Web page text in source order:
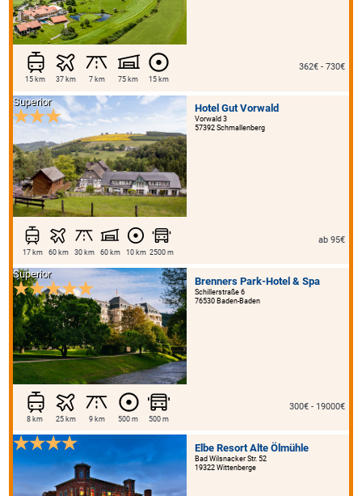
15 km 37 km 7 km 75 km 15 km
362€ - 730€
Hotel Gut Vorwald
Vorwald 3
57392 Schmallenberg
Superior
17 km 60 km 30 km 60 km 10 km 2500 m
ab 95€
Brenners Park-Hotel & Spa
Schillerstraße 6
76530 Baden-Baden
Superior
8 km 25 km 9 km 500 m 500 m
300€ - 19000€
Elbe Resort Alte Ölmühle
Bad Wilsnacker Str. 52
19322 Wittenberge